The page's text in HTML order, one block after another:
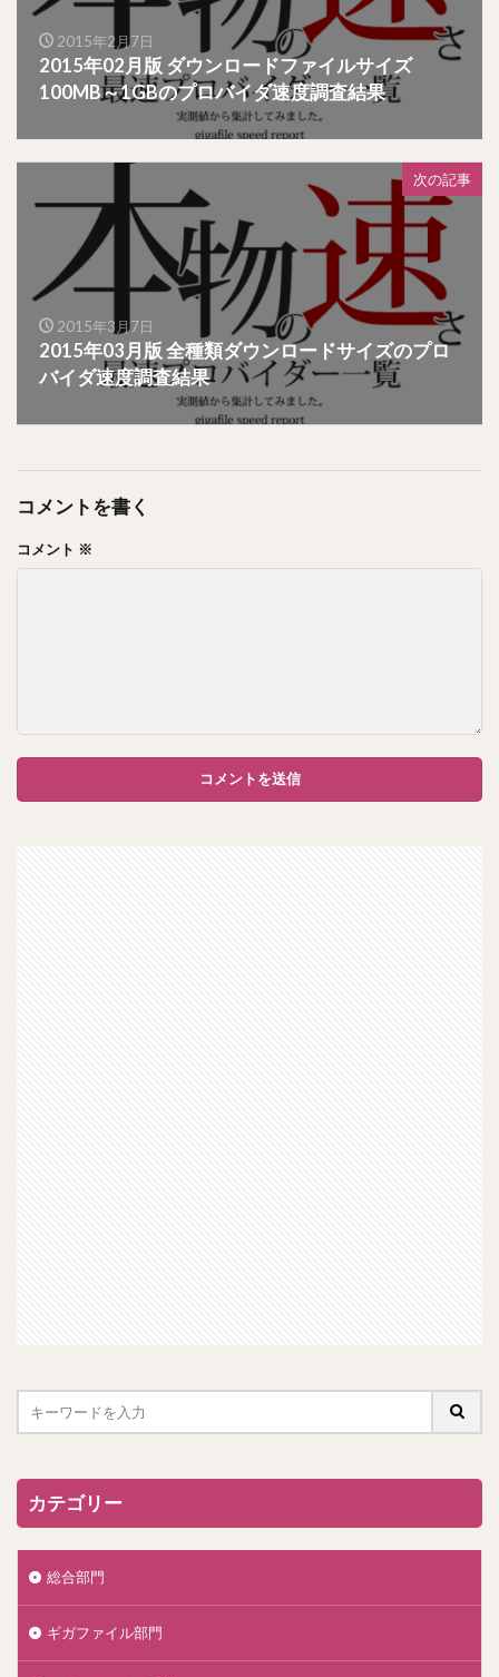
2015年2月7日
2015年02月版 ダウンロードファイルサイズ
100MB～1GBのプロバイダ速度調査結果
次の記事
2015年3月7日
2015年03月版 全種類ダウンロードサイズのプロ
バイダ速度調査結果
コメントを書く
コメント ※
カテゴリー
総合部門
ギガファイル部門